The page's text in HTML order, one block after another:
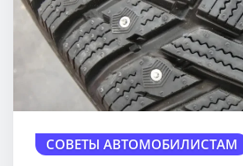
СОВЕТЫ АВТОМОБИЛИСТАМ